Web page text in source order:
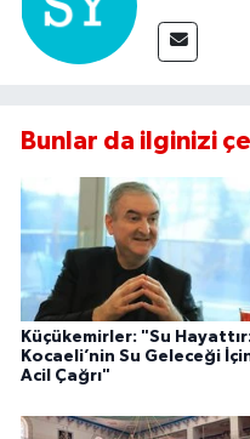
Bunlar da ilginizi
Küçükemirler: "Su
Kocaeli’nin Su Geleceği
Acil Çağrı"